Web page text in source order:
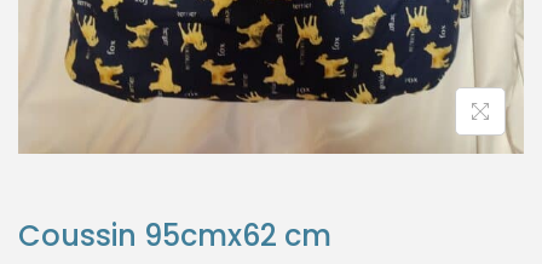
Coussin 95cmx62 cm